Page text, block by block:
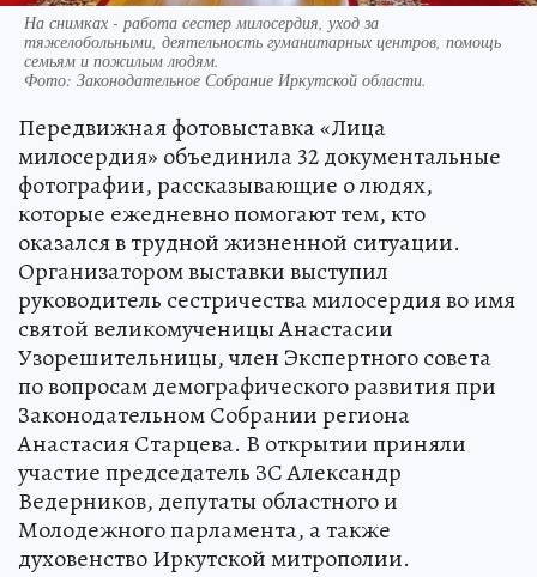
На снимках - работа сестер милосердия, уход за
тяжелобольными, деятельность гуманитарных центров, помощь
семьям и пожилым людям.
Фото: Законодательное Собрание Иркутской области.
Передвижная фотовыставка «Лица
милосердия» объединила 32 документальные
фотографии, рассказывающие о людях,
которые ежедневно помогают тем, кто
оказался в трудной жизненной ситуации.
Организатором выставки выступил
руководитель сестричества милосердия во имя
святой великомученицы Анастасии
Узорешительницы, член Экспертного совета
по вопросам демографического развития при
Законодательном Собрании региона
Анастасия Старцева. В открытии приняли
участие председатель ЗС Александр
Ведерников, депутаты областного и
Молодежного парламента, а также
духовенство Иркутской митрополии.